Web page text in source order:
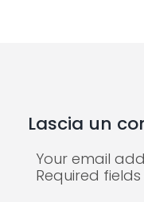
Lascia un
Your email
Required